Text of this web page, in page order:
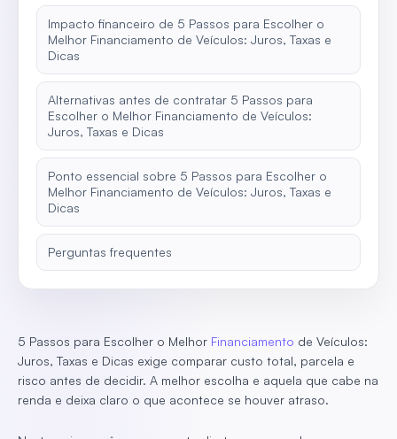
Impacto financeiro de 5 Passos para Escolher o
Melhor Financiamento de Veículos: Juros, Taxas e
Dicas
Alternativas antes de contratar 5 Passos para
Escolher o Melhor Financiamento de Veículos:
Juros, Taxas e Dicas
Ponto essencial sobre 5 Passos para Escolher o
Melhor Financiamento de Veículos: Juros, Taxas e
Dicas
Perguntas frequentes
5 Passos para Escolher o Melhor Financiamento de Veículos:
Juros, Taxas e Dicas exige comparar custo total, parcela e
risco antes de decidir. A melhor escolha e aquela que cabe na
renda e deixa claro o que acontece se houver atraso.